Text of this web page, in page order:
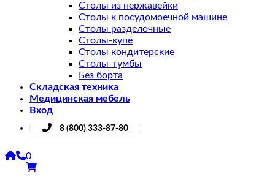
Столы из нержавейки
Столы к посудомоечной машине
Столы разделочные
Столы-купе
Столы кондитерские
Столы-тумбы
Без борта
Складская техника
Медицинская мебель
Вход
8 (800) 333-87-80
0